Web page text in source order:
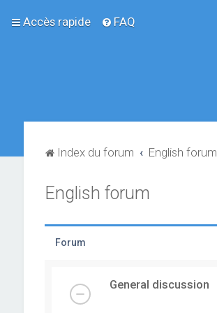
Accès rapide FAQ
Index du forum English forum
English forum
Forum
General discussion